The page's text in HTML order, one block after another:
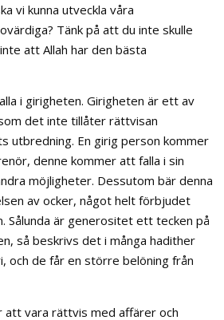
vi kunna utveckla våra
Tänk på att du inte skulle
att Allah har den bästa
i girigheten. Girigheten är ett av
det inte tillåter rättvisan
utbredning. En girig person kommer
denne kommer att falla i sin
möjligheter. Dessutom bär denna
av ocker, något helt förbjudet
Sålunda är generositet ett tecken på
så beskrivs det i många hadither
och de får en större belöning från
att vara rättvis med affärer och